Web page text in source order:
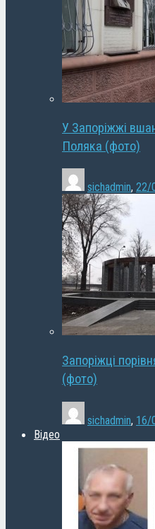
У Запоріжжі
Поляка (фото)
sichadmin, 22/
Запоріжці
(фото)
sichadmin, 16/
Відео